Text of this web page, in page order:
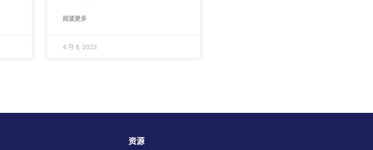
阅读更多
4 月 8, 2023
资源